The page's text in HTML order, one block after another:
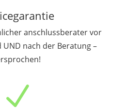
anschlussberater vor
nach der Beratung –
N